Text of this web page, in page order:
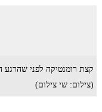
קצת רומנטיקה לפני שהרגע
(צילום: שי צילום)